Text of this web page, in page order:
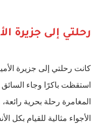
رحلتي إلى جزيرة
كانت رحلتي إلى جزيرة
استقظت باكرًا وجاء السائق
المغامرة رحلة بحرية
الأجواء مثالية للقيام بكل